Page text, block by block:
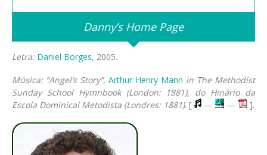
Danny’s Home Page
Letra: Daniel Borges, 2005.
Música: “Angel’s Story”, Arthur Henry Mann in The Me­thod­ist
Sun­day School Hymn­book (Lon­don: 1881), do Hinário da
Escola Dominical Metodista (Londres: 1881). [ — — ].